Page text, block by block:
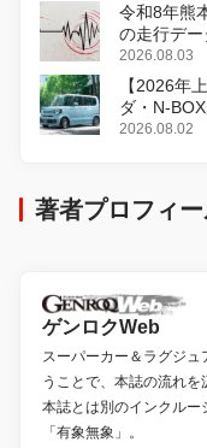
令和8年熊
の走行デ
2026.08.03
【2026年
ダ・N-
感
2026.08.02
著者プロフィ
ゲンロクWeb
スーパーカー＆ラグジ
うことで、本誌の流れを
本誌とは別のインクルー
「有象無象」。